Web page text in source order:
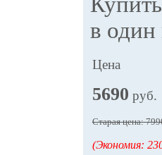
в один
Цена
5690 руб.
Старая цена:
(Экономия: